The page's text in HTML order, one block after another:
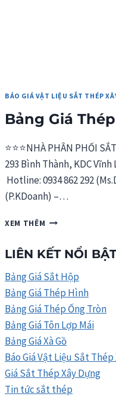
BÁO GIÁ VẬT LIỆU SẮT THÉP
Bảng Giá
⭐⭐⭐NHÀ PHÂN PHỐI
293 Bình Thành, KDC
Hotline: 0934 862 292
(P.KDoanh) –…
XEM THÊM BẢNG
THÉP
VIỆT
MỸ
03/2026
LIÊN KẾT NỔI BẬT
Bảng Giá Sắt Hộp
Bảng Giá Thép Hình
Bảng Giá Thép Ống Tròn
Bảng Giá Tôn Lợp Mái
Bảng Giá Xà Gồ
Báo Giá Vật Liệu Sắt Thép
Giá Sắt Thép Xây Dựng
Tin tức sắt thép